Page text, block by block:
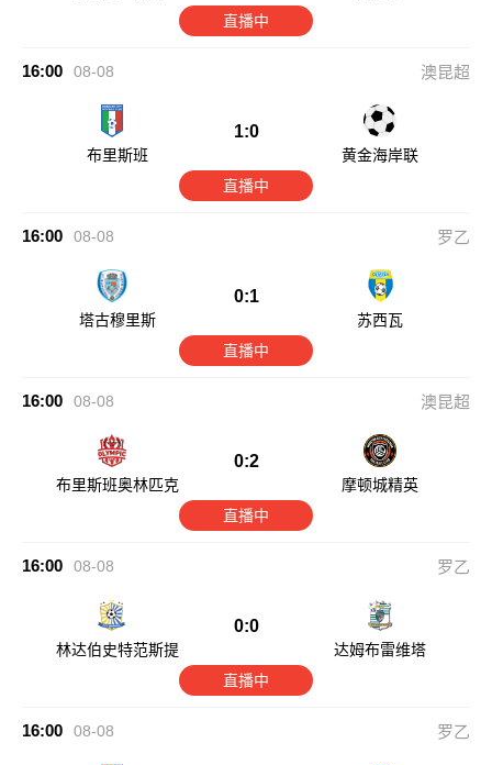
直播中
16:00 08-08 澳昆超
布里斯班
1:0
黄金海岸联
直播中
16:00 08-08 罗乙
塔古穆里斯
0:1
苏西瓦
直播中
16:00 08-08 澳昆超
布里斯班奥林匹克
0:2
摩顿城精英
直播中
16:00 08-08 罗乙
林达伯史特范斯提
0:0
达姆布雷维塔
直播中
16:00 08-08 罗乙